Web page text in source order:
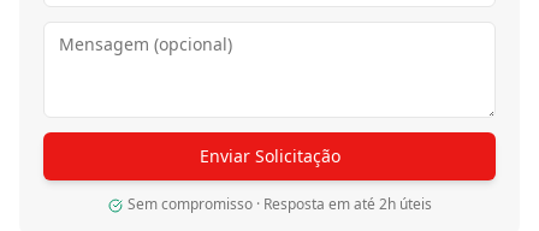
Durabilidade de décadas quando bem mantido
Se perder a cor com o tempo, pode ser restaurado
terraços, jardins e fachadas.
Limpeza com água e sabão neutro, usando vassoura
de cerdas macias
Enviar Solicitação
Sem compromisso · Resposta em até 2h úteis